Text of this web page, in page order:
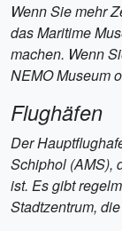
Wenn Sie mehr
das Maritime
machen. Wenn
NEMO Museum
Flughäfen
Der
Schiphol (AMS),
ist. Es gibt
Stadtzentrum,